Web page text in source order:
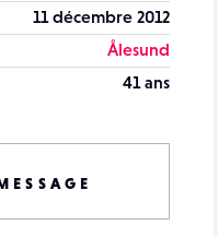
11 décembre 2012
Ålesund
41 ans